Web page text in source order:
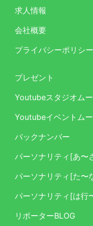
求人情報
会社概要
プライバシーポリシー
プレゼント
Youtubeスタジオム
Youtubeイベントム
バックナンバー
パーソナリティ[あ〜
パーソナリティ[た〜
パーソナリティ[は行
リポーターBLOG